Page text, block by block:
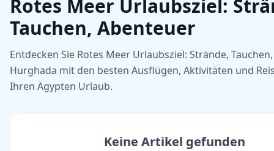
Rotes Meer Urlaubsziel:
Tauchen, Abenteuer
Entdecken Sie Rotes Meer Urlaubsziel: Strände,
Hurghada mit den besten Ausflügen, Aktivitäten und
Ihren Ägypten Urlaub.
Keine Artikel gefunden